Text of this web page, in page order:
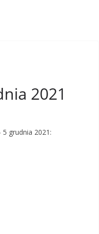
2021
grudnia 2021: